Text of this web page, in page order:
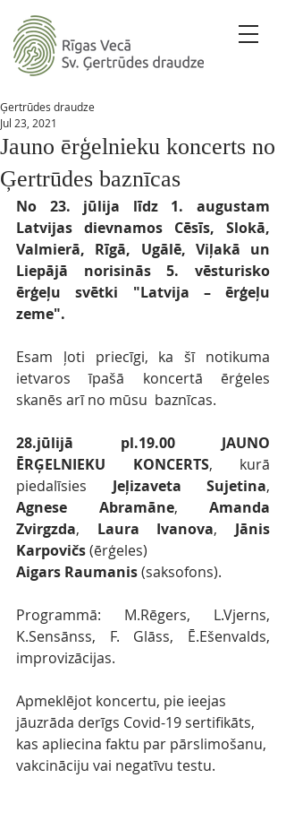
Jauno ērģelnieku koncerts no
Ģertrūdes baznīcas
Ģertrūdes draudze
Jul 23, 2021
No 23. jūlija līdz 1. augustam
Latvijas dievnamos Cēsīs, Slokā,
Valmierā, Rīgā, Ugālē, Viļakā un
Liepājā norisinās 5. vēsturisko
ērģeļu svētki "Latvija – ērģeļu
zeme".
Esam ļoti priecīgi, ka šī notikuma
ietvaros īpašā koncertā ērģeles
skanēs arī no mūsu  baznīcas.
28.jūlijā pl.19.00 JAUNO
ĒRĢELNIEKU KONCERTS, kurā
piedalīsies Jeļizaveta Sujetina
Agnese Abramāne, Amanda
Zvirgzda, Laura Ivanova, Jānis
Karpovičs (ērģeles)
Aigars Raumanis (saksofons).
Programmā: M.Rēgers, L.Vjerns,
K.Sensānss, F. Glāss, Ē.Ešenvalds,
improvizācijas.
Apmeklējot koncertu, pie ieejas
jāuzrāda derīgs Covid-19 sertifikāts,
kas apliecina faktu par pārslimošanu,
vakcināciju vai negatīvu testu.